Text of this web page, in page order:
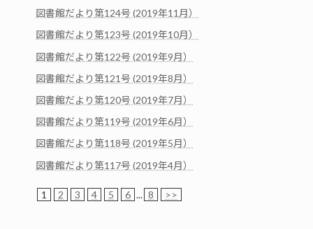
図書館だより第124号 (2019年11月）
図書館だより第123号 (2019年10月）
図書館だより第122号 (2019年9月）
図書館だより第121号 (2019年8月）
図書館だより第120号 (2019年7月）
図書館だより第119号 (2019年6月）
図書館だより第118号 (2019年5月）
図書館だより第117号 (2019年4月）
1 2 3 4 5 6 ... 8 >>